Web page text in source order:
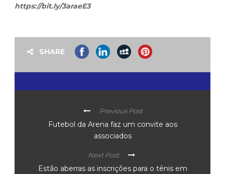
https://bit.ly/3araeE3
SHARE
Previous Post
Futebol da Arena faz um convite aos
associados
Next Post
Estão aberras as inscrições para o tênis em